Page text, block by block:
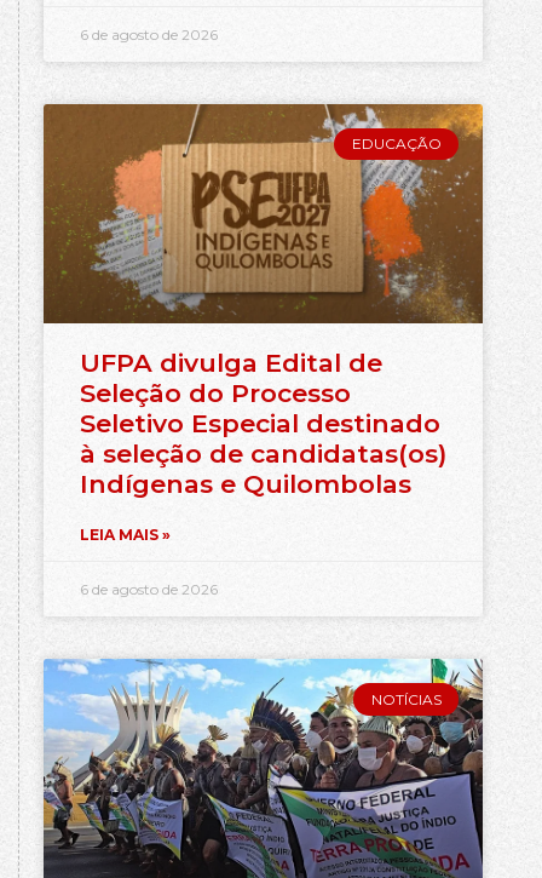
6 de agosto de 2026
EDUCAÇÃO
UFPA divulga Edital de
Seleção do Processo
Seletivo Especial destinado
à seleção de candidatas(os)
Indígenas e Quilombolas
LEIA MAIS »
6 de agosto de 2026
NOTÍCIAS